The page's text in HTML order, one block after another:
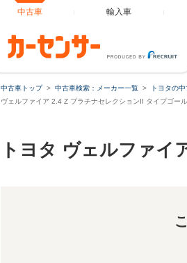
中古車 輸入車
中古車トップ 中古車検索：メーカー一覧 トヨタの
ヴェルファイア 2.4 Z プラチナセレクションII タイプゴー
トヨタ ヴェルファイ